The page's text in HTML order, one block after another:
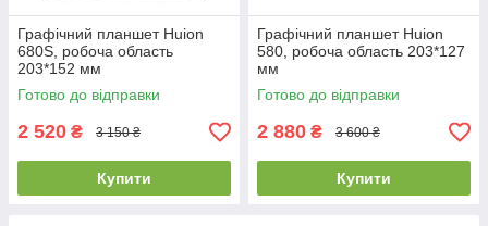
Графічний планшет Huion
680S, робоча область
203*152 мм
Готово до відправки
2 520 ₴ 3 150 ₴
Купити
Графічний планшет Huion
580, робоча область 203*127
мм
Готово до відправки
2 880 ₴ 3 600 ₴
Купити